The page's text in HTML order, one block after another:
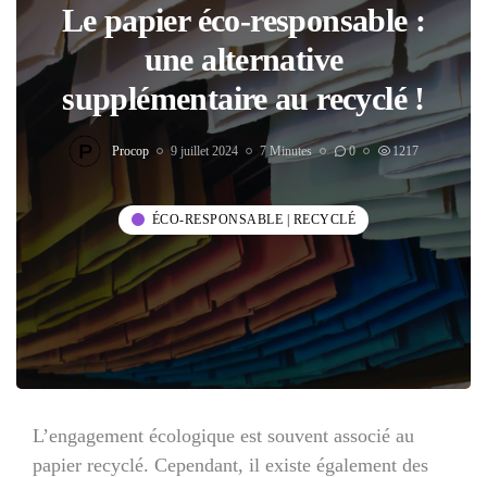
Contact
À Propos
Le papier éco-responsable :
une alternative
supplémentaire au recyclé !
Procop 9 juillet 2024 7 Minutes 0 1217
ÉCO-RESPONSABLE | RECYCLÉ
L’engagement écologique est souvent associé au
papier recyclé. Cependant, il existe également des